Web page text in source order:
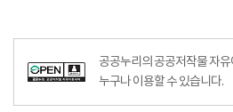
공공누리의 공공저작물 자
누구나 이용할 수 있습니다.